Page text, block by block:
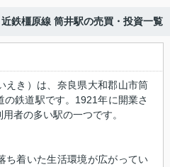
近鉄橿原線 筒井駅の売買・投資一覧
えき）は、奈良県大和郡山市筒
鉄道駅です。1921年に開業さ
者の多い駅の一つです。
ち着いた生活環境が広がってい